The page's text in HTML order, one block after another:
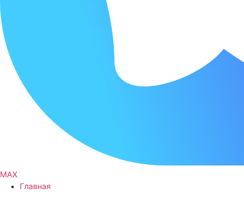
MAX
Главная